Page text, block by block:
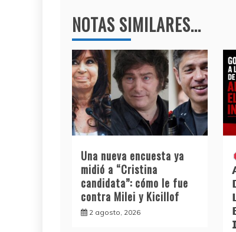
NOTAS SIMILARES...
Una nueva encuesta ya
midió a “Cristina
candidata”: cómo le fue
contra Milei y Kicillof
2 agosto, 2026